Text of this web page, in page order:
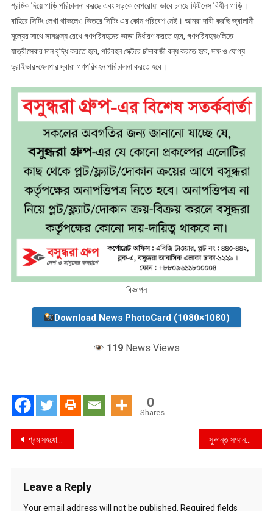
শ্রমিক দিয়ে গাড়ি পরিচালনা করছে এবং সড়কে বেপরোয়া ভাবে চলছে ফিটনেস বিহীন গাড়ি।
বাহিরে সিটিং লেখা থাকলেও ভিতরে সিটিং এর কোন পরিবেশ নেই। আমরা দাবী করছি জ্বালানী
মূল্যের সাথে সামঞ্জস্য রেখে গণপরিবহনের ভাড়া নির্ধারণ করতে হবে, গণপরিবহনগুলিতে
যাত্রীসেবার মান বৃদ্ধি করতে হবে, পরিবহন সেক্টরে চাঁদাবাজী বন্ধ করতে হবে, দক্ষ ও যোগ্য
ড্রাইভার-হেলপার দ্বারা গণপরিবহন পরিচালনা করতে হবে।
বিজ্ঞাপন
Download News PhotoCard (1080×1080)
119 News Views
0
Shares
Post
শ্রম সহযোগিতা চুক্তির জন্য সিশেলস যাচ্ছেন প্রবাসীকল্যাণ মন্ত্রী সুকান্ত সম্মাননা পেলেন কবি সাহিত্যিক সুলেখা আক্তার শান্তা
Leave a Reply
Your email address will not be published. Required fields